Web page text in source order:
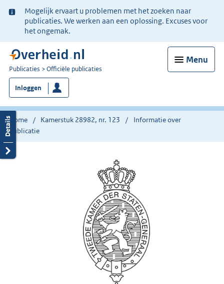
Ter
informatie:
Mogelijk ervaart u problemen met het zoeken naar
publicaties. We werken aan een oplossing. Excuses voor
het ongemak.
Menu
U
bent
nu
hier:
Publicaties Officiële publicaties
Inloggen
Home Kamerstuk 28982, nr. 123
Informatie over
publicatie